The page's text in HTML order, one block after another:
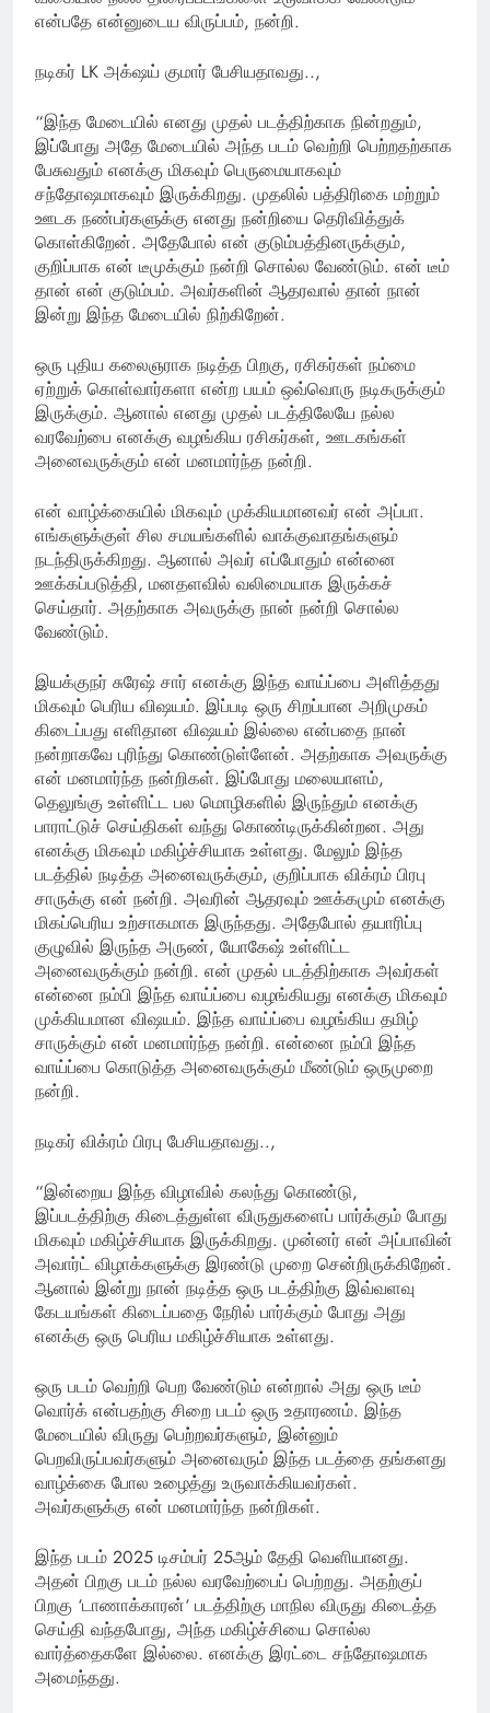
என்பதே என்னுடைய விருப்பம், நன்றி.
நடிகர் LK அக்‌ஷய் குமார் பேசியதாவது..,
“இந்த மேடையில் எனது முதல் படத்திற்காக நின்றதும்,
இப்போது அதே மேடையில் அந்த படம் வெற்றி பெற்றதற்காக
பேசுவதும் எனக்கு மிகவும் பெருமையாகவும்
சந்தோஷமாகவும் இருக்கிறது. முதலில் பத்திரிகை மற்றும்
ஊடக நண்பர்களுக்கு எனது நன்றியை தெரிவித்துக்
கொள்கிறேன். அதேபோல் என் குடும்பத்தினருக்கும்,
குறிப்பாக என் டீமுக்கும் நன்றி சொல்ல வேண்டும். என் டீம்
தான் என் குடும்பம். அவர்களின் ஆதரவால் தான் நான்
இன்று இந்த மேடையில் நிற்கிறேன்.
ஒரு புதிய கலைஞராக நடித்த பிறகு, ரசிகர்கள் நம்மை
ஏற்றுக் கொள்வார்களா என்ற பயம் ஒவ்வொரு நடிகருக்கும்
இருக்கும். ஆனால் எனது முதல் படத்திலேயே நல்ல
வரவேற்பை எனக்கு வழங்கிய ரசிகர்கள், ஊடகங்கள்
அனைவருக்கும் என் மனமார்ந்த நன்றி.
என் வாழ்க்கையில் மிகவும் முக்கியமானவர் என் அப்பா.
எங்களுக்குள் சில சமயங்களில் வாக்குவாதங்களும்
நடந்திருக்கிறது. ஆனால் அவர் எப்போதும் என்னை
ஊக்கப்படுத்தி, மனதளவில் வலிமையாக இருக்கச்
செய்தார். அதற்காக அவருக்கு நான் நன்றி சொல்ல
வேண்டும்.
இயக்குநர் சுரேஷ் சார் எனக்கு இந்த வாய்ப்பை அளித்தது
மிகவும் பெரிய விஷயம். இப்படி ஒரு சிறப்பான அறிமுகம்
கிடைப்பது எளிதான விஷயம் இல்லை என்பதை நான்
நன்றாகவே புரிந்து கொண்டுள்ளேன். அதற்காக அவருக்கு
என் மனமார்ந்த நன்றிகள். இப்போது மலையாளம்,
தெலுங்கு உள்ளிட்ட பல மொழிகளில் இருந்தும் எனக்கு
பாராட்டுச் செய்திகள் வந்து கொண்டிருக்கின்றன. அது
எனக்கு மிகவும் மகிழ்ச்சியாக உள்ளது. மேலும் இந்த
படத்தில் நடித்த அனைவருக்கும், குறிப்பாக விக்ரம் பிரபு
சாருக்கு என் நன்றி. அவரின் ஆதரவும் ஊக்கமும் எனக்கு
மிகப்பெரிய உற்சாகமாக இருந்தது. அதேபோல் தயாரிப்பு
குழுவில் இருந்த அருண், யோகேஷ் உள்ளிட்ட
அனைவருக்கும் நன்றி. என் முதல் படத்திற்காக அவர்கள்
என்னை நம்பி இந்த வாய்ப்பை வழங்கியது எனக்கு மிகவும்
முக்கியமான விஷயம். இந்த வாய்ப்பை வழங்கிய தமிழ்
சாருக்கும் என் மனமார்ந்த நன்றி. என்னை நம்பி இந்த
வாய்ப்பை கொடுத்த அனைவருக்கும் மீண்டும் ஒருமுறை
நன்றி.
நடிகர் விக்ரம் பிரபு பேசியதாவது..,
“இன்றைய இந்த விழாவில் கலந்து கொண்டு,
இப்படத்திற்கு கிடைத்துள்ள விருதுகளைப் பார்க்கும் போது
மிகவும் மகிழ்ச்சியாக இருக்கிறது. முன்னர் என் அப்பாவின்
அவார்ட் விழாக்களுக்கு இரண்டு முறை சென்றிருக்கிறேன்.
ஆனால் இன்று நான் நடித்த ஒரு படத்திற்கு இவ்வளவு
கேடயங்கள் கிடைப்பதை நேரில் பார்க்கும் போது அது
எனக்கு ஒரு பெரிய மகிழ்ச்சியாக உள்ளது.
ஒரு படம் வெற்றி பெற வேண்டும் என்றால் அது ஒரு டீம்
வொர்க் என்பதற்கு சிறை படம் ஒரு உதாரணம். இந்த
மேடையில் விருது பெற்றவர்களும், இன்னும்
பெறவிருப்பவர்களும் அனைவரும் இந்த படத்தை தங்களது
வாழ்க்கை போல உழைத்து உருவாக்கியவர்கள்.
அவர்களுக்கு என் மனமார்ந்த நன்றிகள்.
இந்த படம் 2025 டிசம்பர் 25ஆம் தேதி வெளியானது.
அதன் பிறகு படம் நல்ல வரவேற்பைப் பெற்றது. அதற்குப்
பிறகு ‘டாணாக்காரன்‘ படத்திற்கு மாநில விருது கிடைத்த
செய்தி வந்தபோது, அந்த மகிழ்ச்சியை சொல்ல
வார்த்தைகளே இல்லை. எனக்கு இரட்டை சந்தோஷமாக
அமைந்தது.